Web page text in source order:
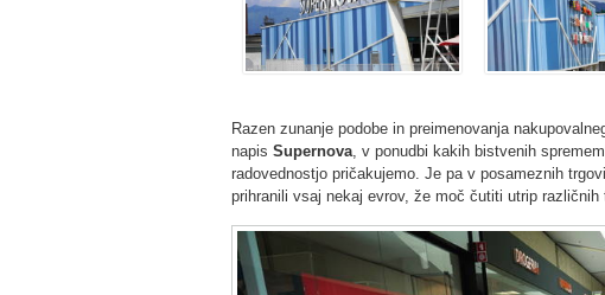
Razen zunanje podobe in preimenovanja
napis Supernova, v ponudbi kakih bistvenih
radovednostjo pričakujemo. Je pa v posameznih
prihranili vsaj nekaj evrov, že moč čutiti utrip